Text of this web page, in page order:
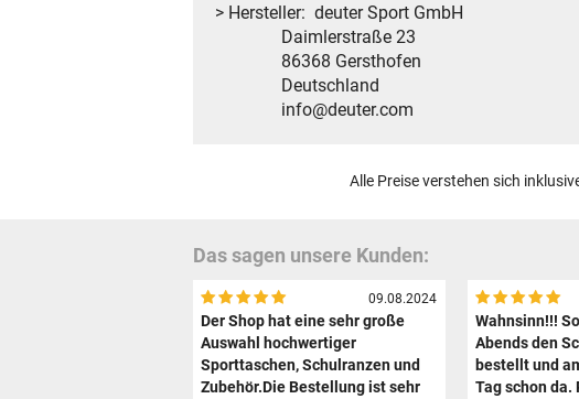
> Hersteller: deuter Sport GmbH
Daimlerstraße 23
86368 Gersthofen
Deutschland
info@deuter.com
Alle Preise verstehen sich
Das sagen unsere Kunden:
09.08.2024
Der Shop hat eine sehr große
Auswahl hochwertiger
Sporttaschen, Schulranzen und
Zubehör.Die Bestellung ist sehr
Wahnsinn!!!
Abends den
bestellt und
Tag schon da.